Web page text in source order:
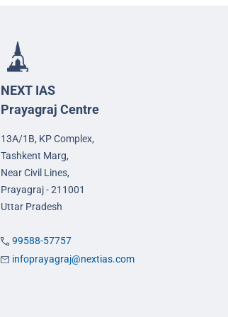
NEXT IAS
Prayagraj Centre
13A/1B, KP Complex,
Tashkent Marg,
Near Civil Lines,
Prayagraj - 211001
Uttar Pradesh
99588-57757
infoprayagraj@nextias.com